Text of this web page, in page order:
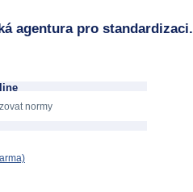
agentura pro standardizaci.
normy